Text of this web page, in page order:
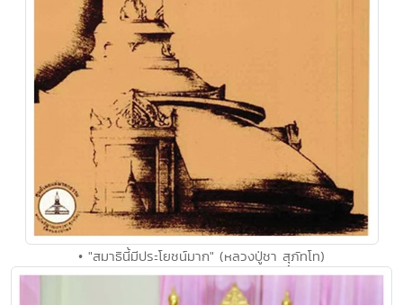
• "สมาธินี้มีประโยชน์มาก" (หลวงปู่ชา สุุภัทโท)